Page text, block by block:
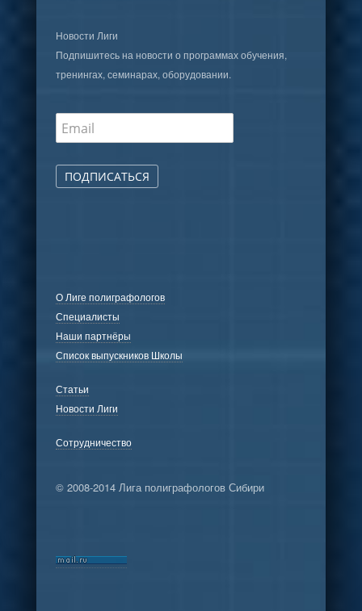
Новости Лиги
Подпишитесь на новости о программах обучения,
тренингах, семинарах, оборудовании.
ПОДПИСАТЬСЯ
О Лиге полиграфологов
Специалисты
Наши партнёры
Список выпускников Школы
Статьи
Новости Лиги
Сотрудничество
© 2008-2014 Лига полиграфологов Сибири